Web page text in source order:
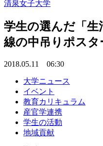
清泉女子大学
学生の選んだ「生
線の中吊りポス
2018.05.11 06:30
大学ニュース
イベント
教育カリキュラム
産官学連携
学生の活動
地域貢献